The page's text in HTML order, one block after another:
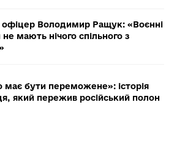
офіцер Володимир Ращук: «Воєнні
мають нічого спільного з
має бути переможене»: історія
який пережив російський полон